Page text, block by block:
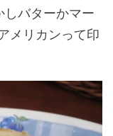
バターかマー
メリカンって印